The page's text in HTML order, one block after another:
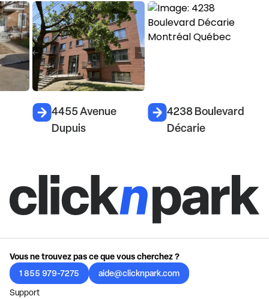
4455 Avenue
Dupuis
4238 Boulevard
Décarie
Vous ne trouvez pas ce que vous cherchez ?
1 855 979-7275
aide@clicknpark.com
Support